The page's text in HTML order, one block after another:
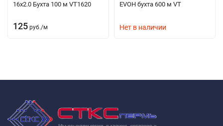
16х2.0 Бухта 100 м VT1620
125 руб./м
EVOH бухта 600 м VT
Нет в наличии